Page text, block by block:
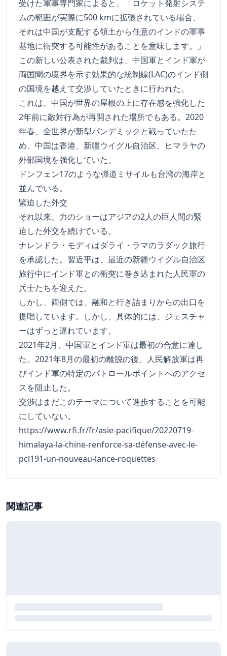
受けた軍事専門家によると、「ロケット発射システ
ムの範囲が実際に500 kmに拡張されている場合、
それは中国が支配する領土から任意のインドの軍事
基地に衝突する可能性があることを意味します。」
この新しい公表された裁判は、中国軍とインド軍が
両国間の境界を示す効果的な統制線(LAC)のインド側
の国境を越えて交渉していたときに行われた。
これは、中国が世界の屋根の上に存在感を強化した
2年前に敵対行為が再開された場所でもある。2020
年春、全世界が新型パンデミックと戦っていたた
め、中国は香港、新疆ウイグル自治区、ヒマラヤの
外部国境を強化していた。
ドンフェン17のような弾道ミサイルも台湾の海岸と
並んでいる。
緊迫した外交
それ以来、力のショーはアジアの2人の巨人間の緊
迫した外交を続けている。
ナレンドラ・モディはダライ・ラマのラダック旅行
を承認した。習近平は、最近の新疆ウイグル自治区
旅行中にインド軍との衝突に巻き込まれた人民軍の
兵士たちを迎えた。
しかし、両側では、融和と行き詰まりからの出口を
提唱しています。しかし、具体的には、ジェスチャ
ーはずっと遅れています。
2021年2月、中国軍とインド軍は最初の合意に達し
た。2021年8月の最初の離脱の後、人民解放軍は再
びインド軍の特定のパトロールポイントへのアクセ
スを阻止した。
交渉はまだこのテーマについて進歩することを可能
にしていない。
https://www.rfi.fr/fr/asie-pacifique/20220719-
himalaya-la-chine-renforce-sa-défense-avec-le-
pcl191-un-nouveau-lance-roquettes
関連記事